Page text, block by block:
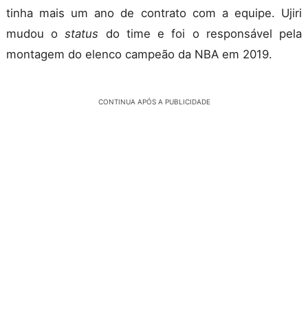
tinha mais um ano de contrato com a equipe. Ujiri
mudou ostatus do time e foi o responsável pela
montagem do elenco campeão da NBA em 2019.
CONTINUA APÓS A PUBLICIDADE